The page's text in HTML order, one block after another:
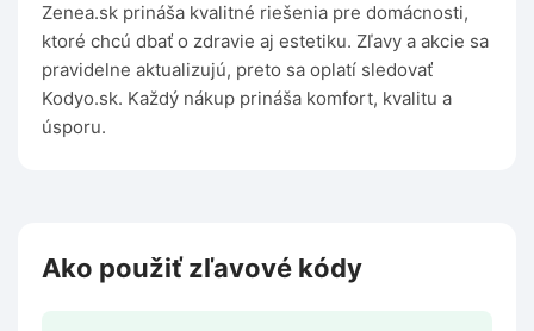
Zenea.sk prináša kvalitné riešenia pre domácnosti,
ktoré chcú dbať o zdravie aj estetiku. Zľavy a akcie sa
pravidelne aktualizujú, preto sa oplatí sledovať
Kodyo.sk. Každý nákup prináša komfort, kvalitu a
úsporu.
Ako použiť zľavové kódy